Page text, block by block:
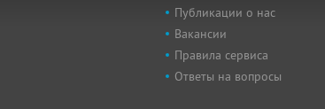
Публикации о нас
Вакансии
Правила сервиса
Ответы на вопросы